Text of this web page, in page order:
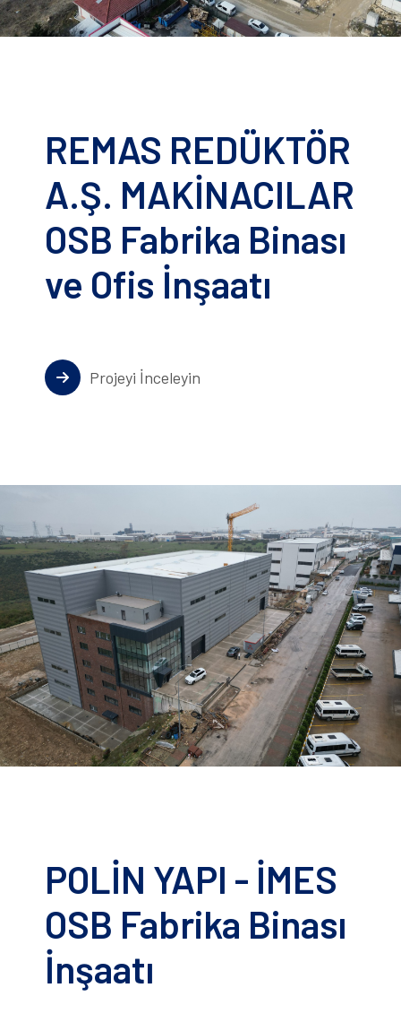
REMAS REDÜKTÖR
A.Ş. MAKİNACILAR
OSB Fabrika Binası
ve Ofis İnşaatı
Projeyi İnceleyin
POLİN YAPI - İMES
OSB Fabrika Binası
İnşaatı